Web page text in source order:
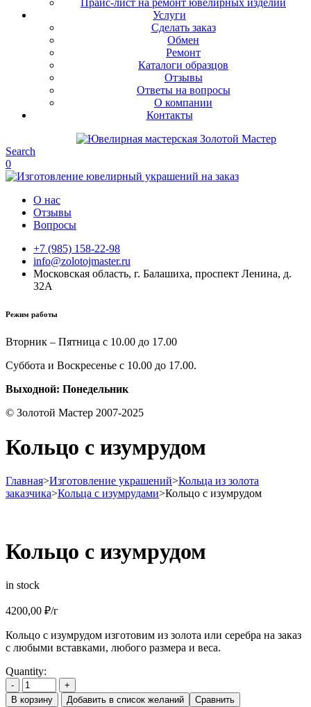
Прайс-лист на ремонт ювелирных изделий
Услуги
Сделать заказ
Обмен
Ремонт
Каталоги образцов
Отзывы
Ответы на вопросы
О компании
Контакты
Search
0
О нас
Отзывы
Вопросы
+7 (985) 158-22-98
info@zolotojmaster.ru
Московская область, г. Балашиха, проспект Ленина, д.
32А
Режим работы
Вторник – Пятница с 10.00 до 17.00
Суббота и Воскресенье с 10.00 до 17.00.
Выходной: Понедельник
© Золотой Мастер 2007-2025
Кольцо с изумрудом
Главная>Изготовление украшений>Кольца из золота
заказчика>Кольца с изумрудами>Кольцо с изумрудом
Кольцо с изумрудом
in stock
4200,00 ₽/г
Кольцо с изумрудом изготовим из золота или серебра на заказ
с любыми вставками, любого размера и веса.
Quantity:
-
+
В корзину
Добавить в список желаний Сравнить